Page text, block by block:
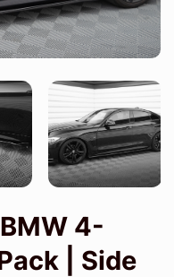
4-
| Side